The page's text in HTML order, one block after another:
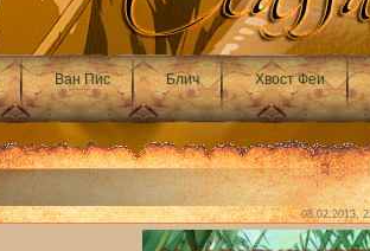
Ван Пис Блич Хвост Феи
08.02.2013,